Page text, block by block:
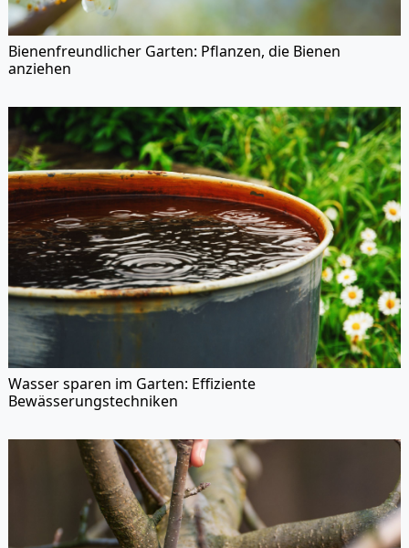
Bienenfreundlicher Garten: Pflanzen, die Bienen
anziehen
Wasser sparen im Garten: Effiziente
Bewässerungstechniken